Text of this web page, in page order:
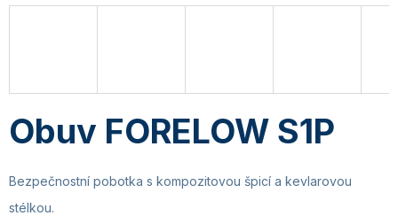
Obuv FORELOW S1P
Bezpečnostní pobotka s kompozitovou špicí a kevlarovou
stélkou.